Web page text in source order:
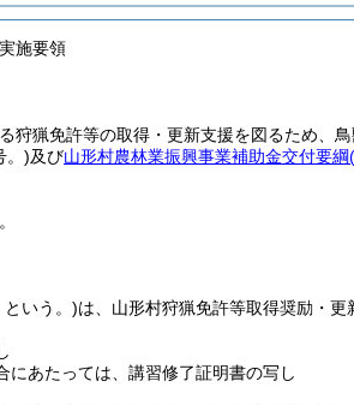
施要領
狩猟免許等の取得・更新支援を図るため、
。)及び山形村農林業振興事業補助金交付要綱
いう。)は、山形村狩猟免許等取得奨励・
あたっては、講習修了証明書の写し